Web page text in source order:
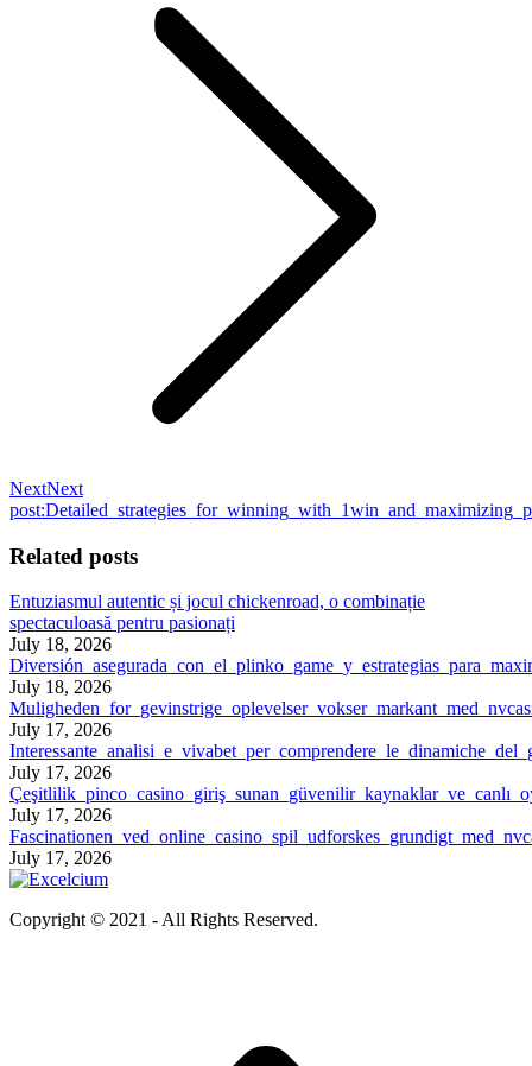
NextNext
post:
Related posts
Entuziasmul autentic și jocul chickenroad, o combinație
spectaculoasă pentru pasionați
July 18, 2026
July 18, 2026
July 17, 2026
July 17, 2026
July 17, 2026
July 17, 2026
Copyright © 2021 - All Rights Reserved.